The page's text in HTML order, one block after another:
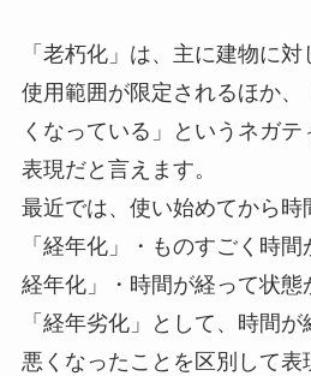
「老朽化」は、主に建物に対
使用範囲が限定されるほか、
くなっている」というネガ
表現だと言えます。
最近では、使い始めてから時
「経年化」・ものすごく時
経年化」・時間が経って状態
「経年劣化」として、時間
悪くなったことを区別して表